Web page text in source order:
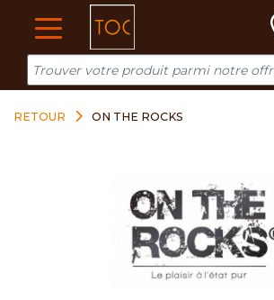
RETOUR ON THE ROCKS
Cookies management panel